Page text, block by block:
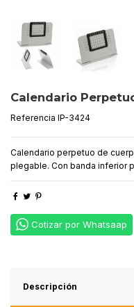
Calendario
Referencia IP-3424
Calendario perpetuo de
plegable. Con banda inferior
Cotizar por Whatsaap
Descripción